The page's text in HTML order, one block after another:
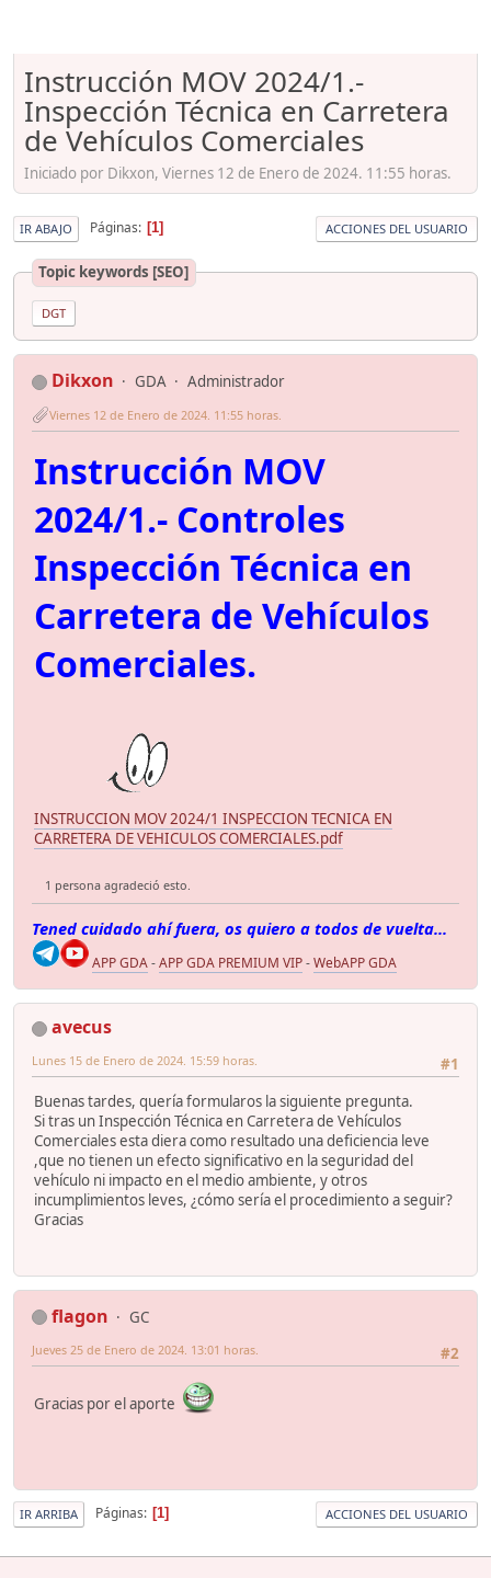
Instrucción MOV 2024/1.-
Inspección Técnica en Carretera
de Vehículos Comerciales
Iniciado por Dikxon, Viernes 12 de Enero de 2024. 11:55 horas.
IR ABAJO Páginas 1 ACCIONES DEL USUARIO
Topic keywords [SEO]
DGT
Dikxon GDA Administrador
Viernes 12 de Enero de 2024. 11:55 horas.
Instrucción MOV
2024/1.- Controles
Inspección Técnica en
Carretera de Vehículos
Comerciales.
INSTRUCCION MOV 2024/1 INSPECCION TECNICA EN
CARRETERA DE VEHICULOS COMERCIALES.pdf
1 persona agradeció esto.
Tened cuidado ahí fuera, os quiero a todos de vuelta...
APP GDA-APP GDA PREMIUM VIP-WebAPP GDA
avecus
#1
Lunes 15 de Enero de 2024. 15:59 horas.
Buenas tardes, quería formularos la siguiente pregunta.
Si tras un Inspección Técnica en Carretera de Vehículos
Comerciales esta diera como resultado una deficiencia leve
,que no tienen un efecto significativo en la seguridad del
vehículo ni impacto en el medio ambiente, y otros
incumplimientos leves, ¿cómo sería el procedimiento a seguir?
Gracias
flagon
GC
#2
Jueves 25 de Enero de 2024. 13:01 horas.
Gracias por el aporte
IR ARRIBA Páginas 1 ACCIONES DEL USUARIO